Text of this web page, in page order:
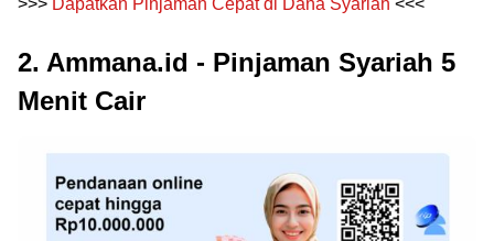
2. Ammana.id - Pinjaman Syariah 5
Menit Cair